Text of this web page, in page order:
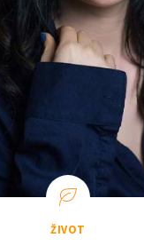
ŽIVOT